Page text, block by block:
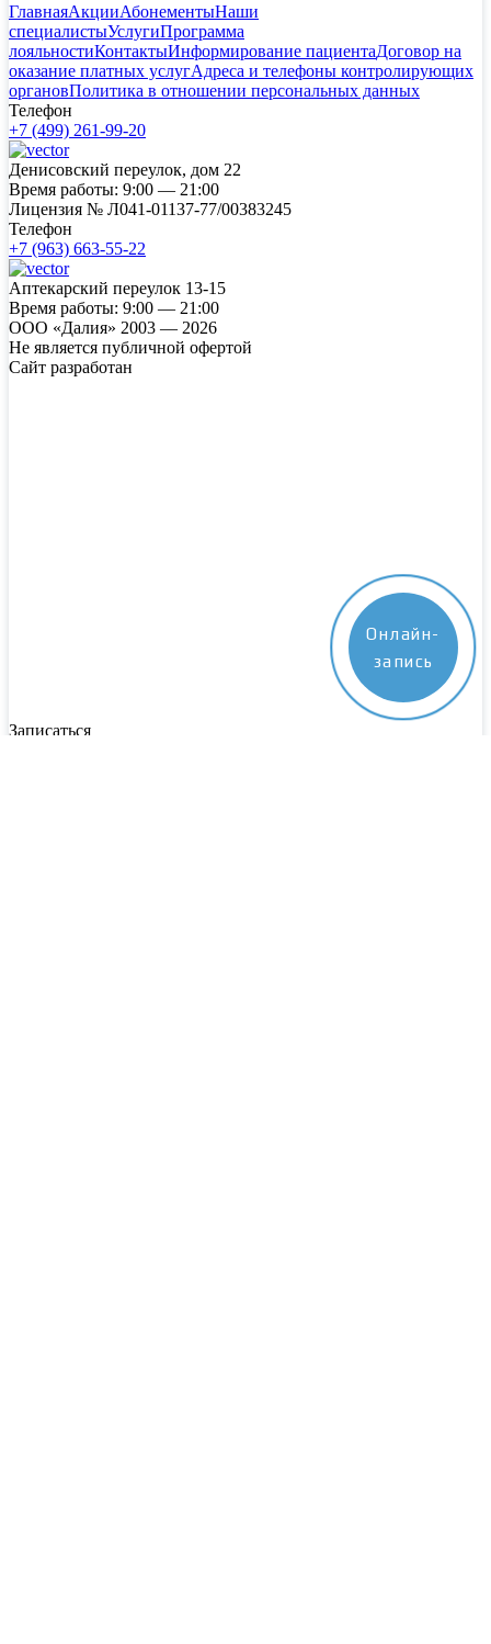
Онлайн-
запись
ГлавнаяАкцииАбонементыНаши
специалистыУслугиПрограмма
лояльностиКонтактыИнформирование пациентаДоговор на
оказание платных услугАдреса и телефоны контролирующих
органовПолитика в отношении персональных данных
Телефон
+7 (499) 261-99-20
Денисовский переулок, дом 22
Время работы: 9:00 — 21:00
Лицензия № Л041-01137-77/00383245
Телефон
+7 (963) 663-55-22
Аптекарский переулок 13-15
Время работы: 9:00 — 21:00
ООО «Далия» 2003 — 2026
Не является публичной офертой
Сайт разработан
Записаться